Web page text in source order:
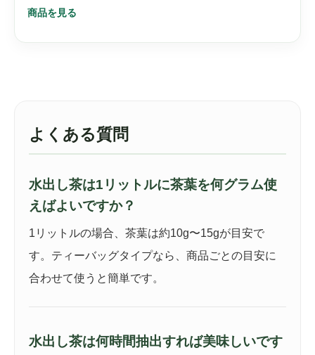
商品を見る
よくある質問
水出し茶は1リットルに茶葉を何グラム使
えばよいですか？
1リットルの場合、茶葉は約10g〜15gが目安で
す。ティーバッグタイプなら、商品ごとの目安に
合わせて使うと簡単です。
水出し茶は何時間抽出すれば美味しいです